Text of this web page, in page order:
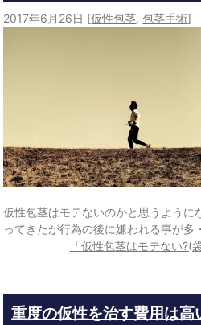
2017年6月26日 [仮性包茎,包茎手術]
仮性包茎はモテないのかと思うよう
ってきたが行為の後に嫌われる事が多
「仮性包茎はモテない
重度の仮性を治す費用は高